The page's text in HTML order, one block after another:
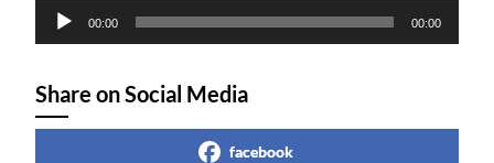
Reprodutor
de
00:00 00:00
Share on Social Media
facebook